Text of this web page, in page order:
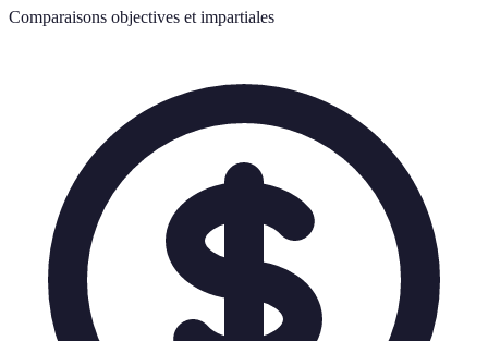
Comparaisons objectives et impartiales